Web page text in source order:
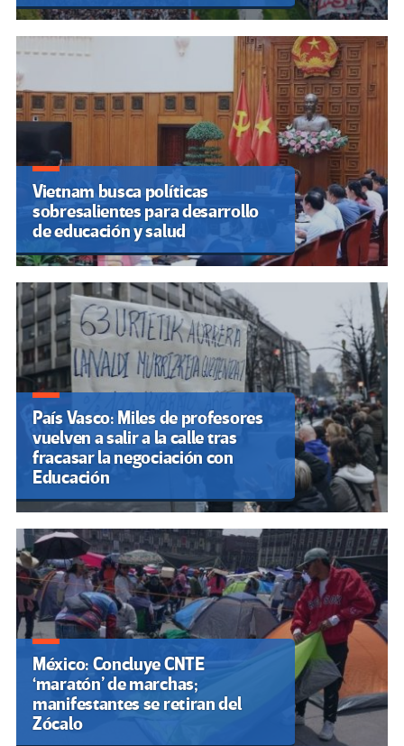
Vietnam busca políticas
sobresalientes para desarrollo
de educación y salud
País Vasco: Miles de profesores
vuelven a salir a la calle tras
fracasar la negociación con
Educación
México: Concluye CNTE
‘maratón’ de marchas;
manifestantes se retiran del
Zócalo